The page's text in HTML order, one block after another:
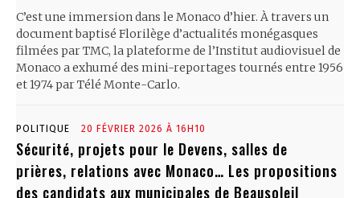
C’est une immersion dans le Monaco d’hier. À travers un
document baptisé Florilège d’actualités monégasques
filmées par TMC, la plateforme de l’Institut audiovisuel de
Monaco a exhumé des mini-reportages tournés entre 1956
et 1974 par Télé Monte-Carlo.
POLITIQUE 20 FÉVRIER 2026 À 16H10
Sécurité, projets pour le Devens, salles de
prières, relations avec Monaco… Les propositions
des candidats aux municipales de Beausoleil